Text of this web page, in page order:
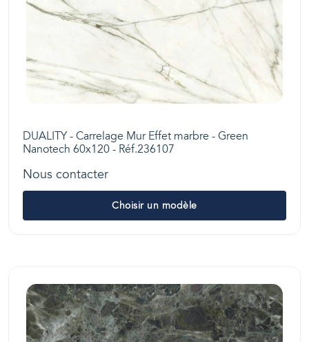
DUALITY - Carrelage Mur Effet marbre - Green
Nanotech 60x120 - Réf.236107
Nous contacter
Choisir un modèle